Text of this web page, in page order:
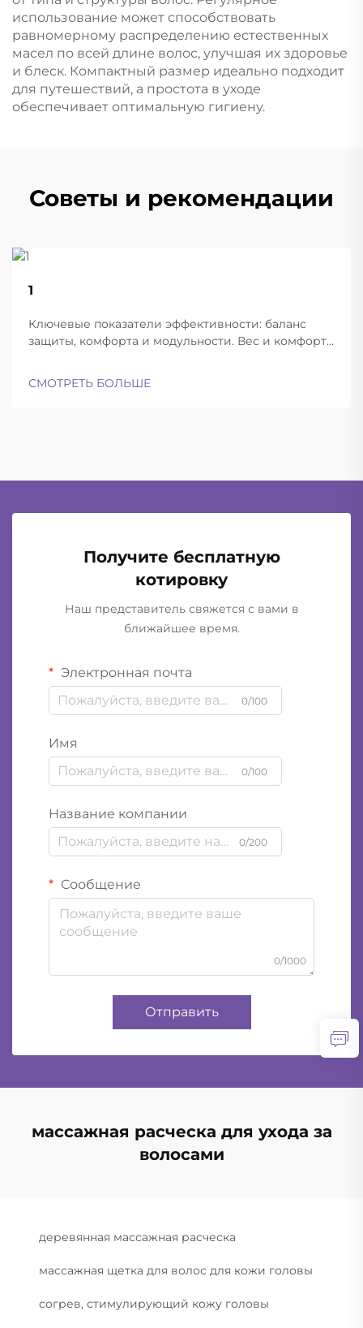
использование может способствовать
равномерному распределению естественных
масел по всей длине волос, улучшая их здоровье
и блеск. Компактный размер идеально подходит
для путешествий, а простота в уходе
обеспечивает оптимальную гигиену.
Советы и рекомендации
1
Ключевые показатели эффективности: баланс
защиты, комфорта и модульности. Вес и комфорт
шлемы успешно находят баланс между
СМОТРЕТЬ БОЛЬШЕ
Получите бесплатную
котировку
Наш представитель свяжется с вами в
ближайшее время.
Электронная почта
0/100
Имя
0/100
Название компании
0/200
Сообщение
0/1000
Отправить
массажная расческа для ухода за
волосами
деревянная массажная расческа
массажная щетка для волос для кожи головы
согрев, стимулирующий кожу головы